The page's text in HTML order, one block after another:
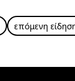
επόμενη